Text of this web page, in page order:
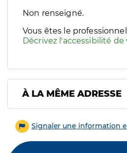
Filtres
Sélectionnez un ou plusieurs
Non renseigné.
Vous êtes le
Décrivez l'accessibilité
À LA MÊME ADRESSE
Signaler une information